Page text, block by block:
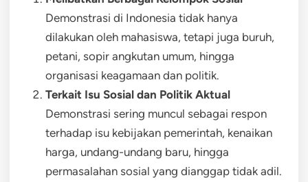
Demonstrasi di Indonesia tidak hanya
dilakukan oleh mahasiswa, tetapi juga buruh,
petani, sopir angkutan umum, hingga
organisasi keagamaan dan politik.
Terkait Isu Sosial dan Politik Aktual
Demonstrasi sering muncul sebagai respon
terhadap isu kebijakan pemerintah, kenaikan
harga, undang-undang baru, hingga
permasalahan sosial yang dianggap tidak adil.